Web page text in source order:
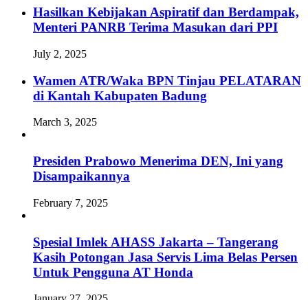
Hasilkan Kebijakan Aspiratif dan Berdampak,
Menteri PANRB Terima Masukan dari PPI
July 2, 2025
Wamen ATR/Waka BPN Tinjau PELATARAN
di Kantah Kabupaten Badung
March 3, 2025
Presiden Prabowo Menerima DEN, Ini yang
Disampaikannya
February 7, 2025
Spesial Imlek AHASS Jakarta – Tangerang
Kasih Potongan Jasa Servis Lima Belas Persen
Untuk Pengguna AT Honda